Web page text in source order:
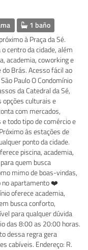
1 baño
à Praça da Sé.
centro da cidade, além
academia, coworking e
Brás. Acesso fácil ao
Paulo O Condomínio
da Catedral da Sé,
opções culturais e
com mercados,
todo tipo de comércio e
às estações de
ponto da cidade.
piscina, academia,
quem busca
mimo de boas-vindas,
no apartamento ❤️
oferece academia,
busca conforto,
para qualquer dúvida
das 8:00 as 20:00 horas.
dessa regra gera
cabíveis. Endereço: R.